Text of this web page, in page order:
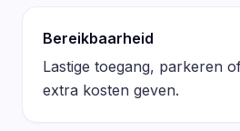
Bereikbaarheid
Lastige toegang, parkeren
extra kosten geven.